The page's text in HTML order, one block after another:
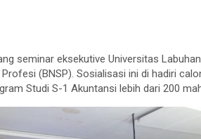
seminar eksekutive Universitas
(BNSP). Sosialisasi ini di hadiri
Studi S-1 Akuntansi lebih dari 200